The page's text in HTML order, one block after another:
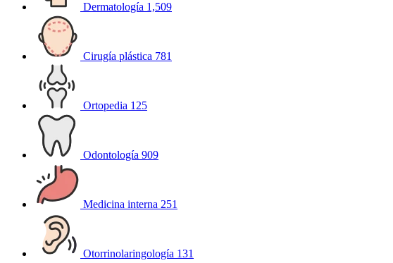
Dermatología 1,509
Cirugía plástica 781
Ortopedia 125
Odontología 909
Medicina interna 251
Otorrinolaringología 131